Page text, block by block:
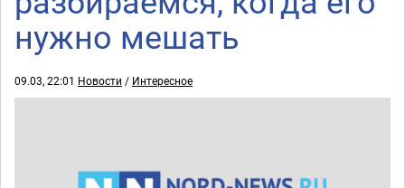
нужно мешать
09.03, 22:01 Новости / Интересное